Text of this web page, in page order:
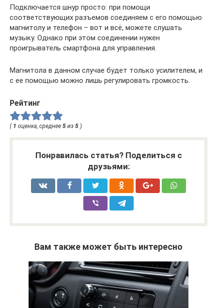
Подключается шнур просто: при помощи
соответствующих разъемов соединяем с его помощью
магнитолу и телефон – вот и всё, можете слушать
музыку. Однако при этом соединении нужен
проигрыватель смартфона для управления.
Магнитола в данном случае будет только усилителем, и
с ее помощью можно лишь регулировать громкость.
Рейтинг
( 1 оценка, среднее 5 из 5 )
Понравилась статья? Поделиться с
друзьями:
Вам также может быть интересно